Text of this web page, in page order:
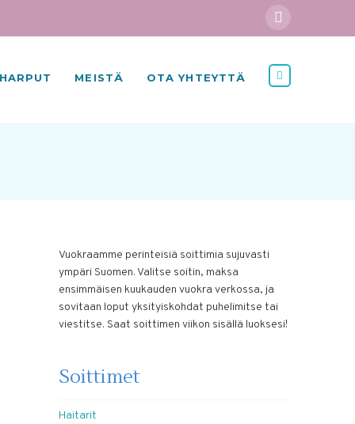
HARPUT MEISTÄ OTA YHTEYTTÄ
Vuokraamme perinteisiä soittimia sujuvasti
ympäri Suomen. Valitse soitin, maksa
ensimmäisen kuukauden vuokra verkossa, ja
sovitaan loput yksityiskohdat puhelimitse tai
viestitse. Saat soittimen viikon sisällä luoksesi!
Soittimet
Haitarit